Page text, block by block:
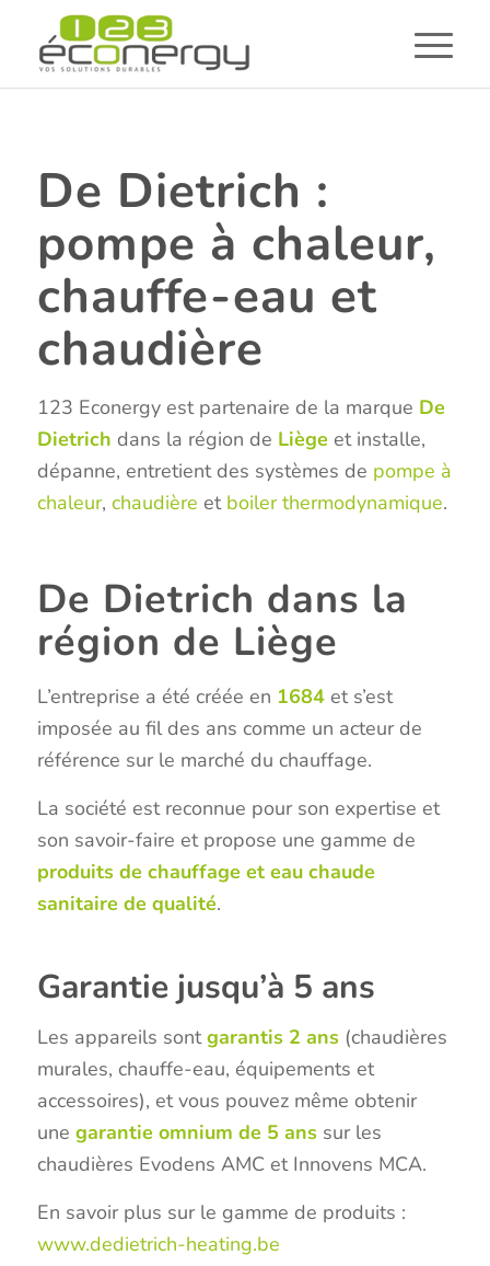
De Dietrich :
pompe à chaleur,
chauffe-eau et
chaudière
123 Econergy est partenaire de la marque De
Dietrich dans la région de Liège et installe,
dépanne, entretient des systèmes de pompe à
chaleur, chaudière et boiler thermodynamique.
De Dietrich dans la
région de Liège
L’entreprise a été créée en 1684et s’est
imposée au fil des ans comme un acteur de
référence sur le marché du chauffage.
La société est reconnue pour son expertise et
son savoir-faire et propose une gamme de
produits de chauffage et eau chaude
sanitaire de qualité.
Garantie jusqu’à 5 ans
Les appareils sontgarantis 2 ans(chaudières
murales, chauffe-eau, équipements et
accessoires), et vous pouvez même obtenir
une garantie omnium de 5 anssur les
chaudières Evodens AMC et Innovens MCA.
En savoir plus sur le gamme de produits :
www.dedietrich-heating.be